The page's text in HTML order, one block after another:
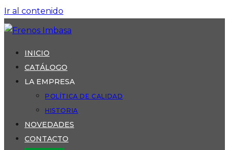
Ir al contenido
INICIO
CATÁLOGO
LA EMPRESA
POLÍTICA DE CALIDAD
HISTORIA
NOVEDADES
CONTACTO